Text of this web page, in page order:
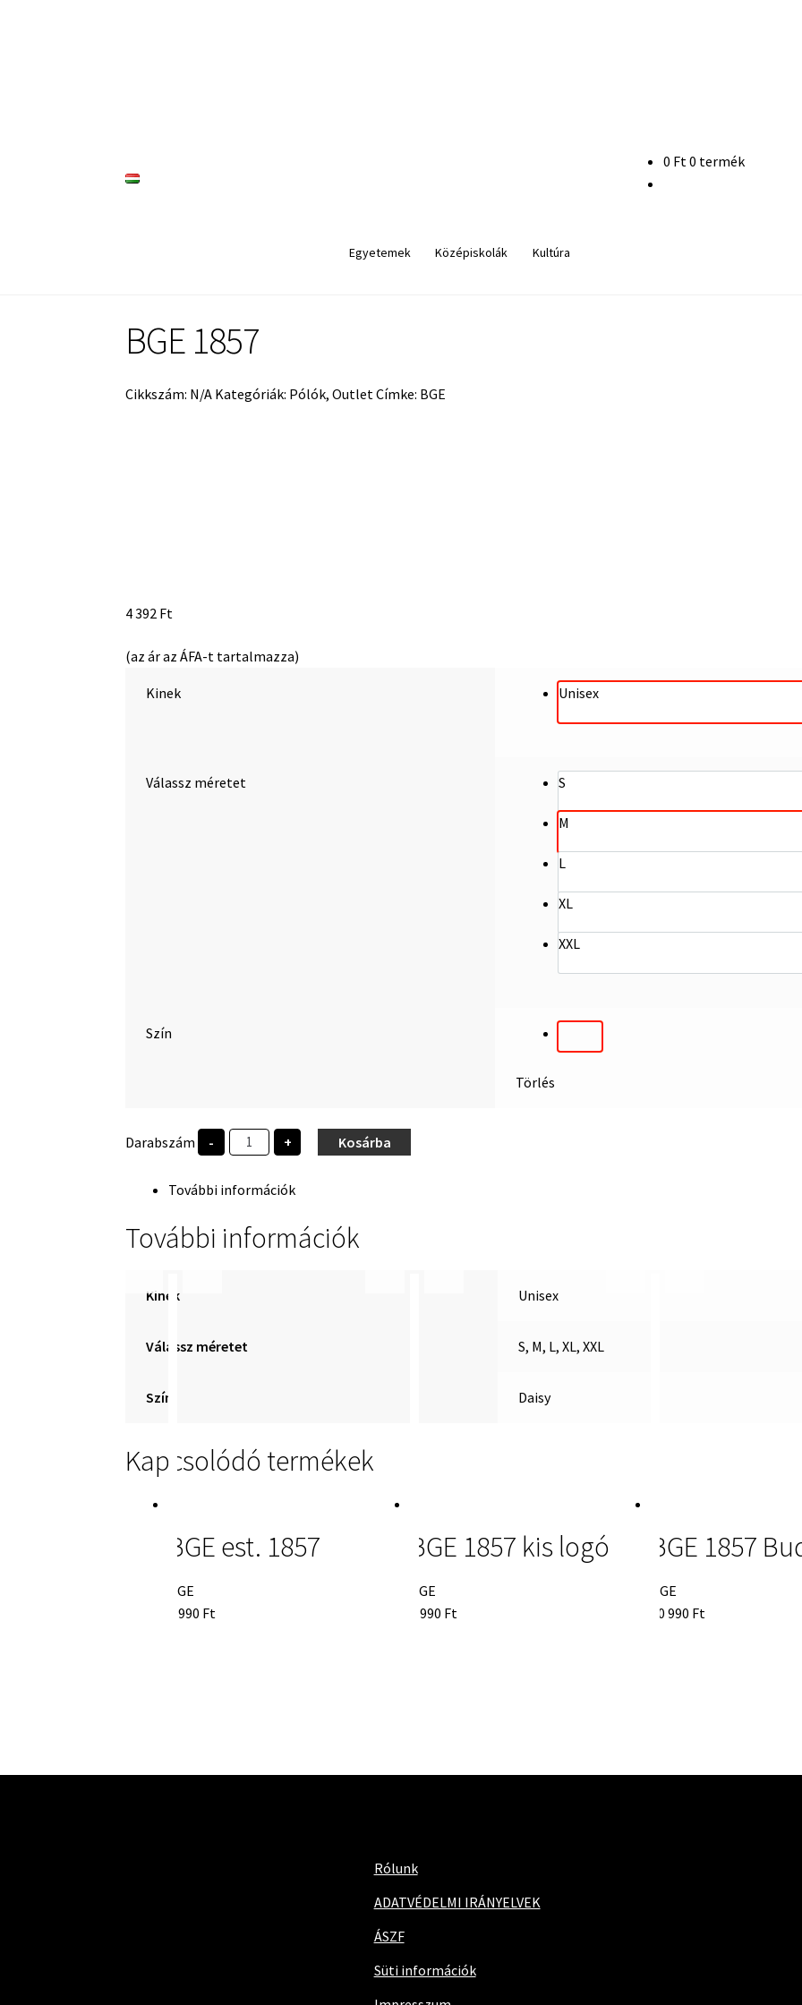
0 Ft0 termék
Egyetemek Középiskolák Kultúra
BGE 1857
Cikkszám: N/A Kategóriák: Pólók,Outlet Címke: BGE
4 392 Ft
(az ár az ÁFA-t tartalmazza)
Kinek Unisex
Válassz méretet S
M
L
XL
XXL
Szín
Törlés
Darabszám -
BGE
1857
+ Kosárba
További információk
További információk
Kinek Unisex
Válassz méretet S, M, L, XL, XXL
Szín Daisy
Kapcsolódó termékek
BGE est. 1857
BGE
5 990 Ft
BGE 1857 kis logó
BGE
8 990 Ft
BGE 1857
BGE
10 990 Ft
Rólunk
ADATVÉDELMI IRÁNYELVEK
ÁSZF
Süti információk